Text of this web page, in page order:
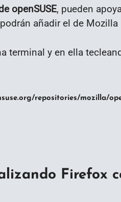
openSUSE, pueden
añadir el de Mozilla
terminal y en ella
repositories/mozilla/
Firefox